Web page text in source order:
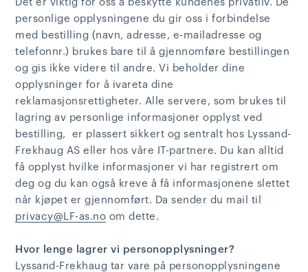
Det er viktig for oss å beskytte kundenes privatliv. De
personlige opplysningene du gir oss i forbindelse
med bestilling (navn, adresse, e-mailadresse og
telefonnr.) brukes bare til å gjennomføre bestillingen
og gis ikke videre til andre. Vi beholder dine
opplysninger for å ivareta dine
reklamasjonsrettigheter. Alle servere, som brukes til
lagring av personlige informasjoner opplyst ved
bestilling, er plassert sikkert og sentralt hos Lyssand-
Frekhaug AS eller hos våre IT-partnere. Du kan alltid
få opplyst hvilke informasjoner vi har registrert om
deg og du kan også kreve å få informasjonene slettet
når kjøpet er gjennomført. Da sender du mail til
privacy@LF-as.no om dette.
Hvor lenge lagrer vi personopplysninger?
Lyssand-Frekhaug tar vare på personopplysningene